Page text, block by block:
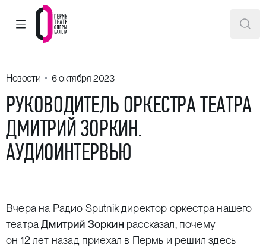
ГЛАВНОЕ МЕНЮ
Пермский театр оперы и балета
Новости 6 октября 2023
РУКОВОДИТЕЛЬ ОРКЕСТРА ТЕАТРА
ДМИТРИЙ ЗОРКИН.
АУДИОИНТЕРВЬЮ
Вчера на Радио Sputnik директор оркестра нашего
театраДмитрий Зоркин рассказал, почему
он 12 лет назад приехал в Пермь и решил здесь